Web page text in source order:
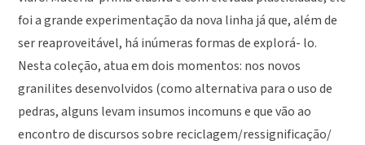
foi a grande experimentação da nova linha já que, além de
ser reaproveitável, há inúmeras formas de explorá- lo.
Nesta coleção, atua em dois momentos: nos novos
granilites desenvolvidos (como alternativa para o uso de
pedras, alguns levam insumos incomuns e que vão ao
encontro de discursos sobre reciclagem/ressignificação/